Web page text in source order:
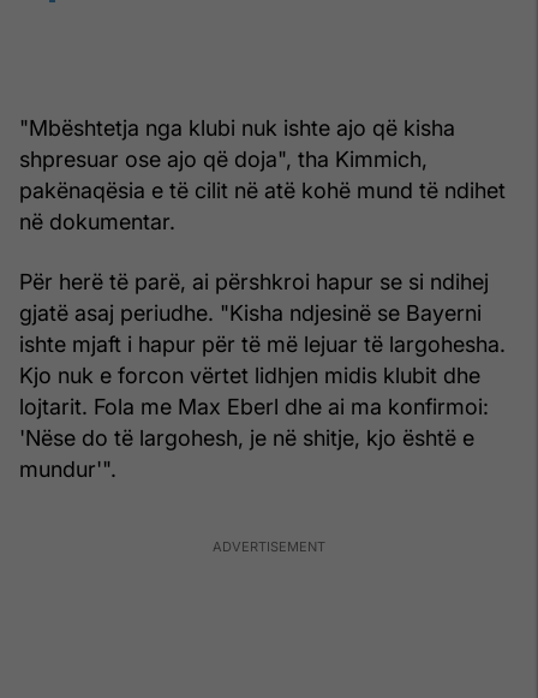
"Mbështetja nga klubi nuk ishte ajo që kisha
shpresuar ose ajo që doja", tha Kimmich,
pakënaqësia e të cilit në atë kohë mund të ndihet
në dokumentar.
Për herë të parë, ai përshkroi hapur se si ndihej
gjatë asaj periudhe. "Kisha ndjesinë se Bayerni
ishte mjaft i hapur për të më lejuar të largohesha.
Kjo nuk e forcon vërtet lidhjen midis klubit dhe
lojtarit. Fola me Max Eberl dhe ai ma konfirmoi:
'Nëse do të largohesh, je në shitje, kjo është e
mundur'".